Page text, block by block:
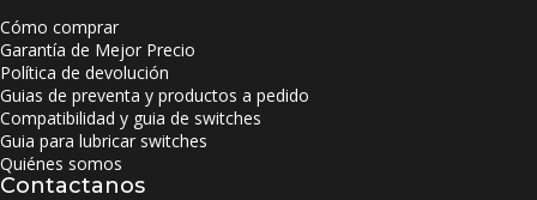
Cómo comprar
Garantía de Mejor Precio
Política de devolución
Guias de preventa y productos a pedido
Compatibilidad y guia de switches
Guia para lubricar switches
Quiénes somos
Contactanos